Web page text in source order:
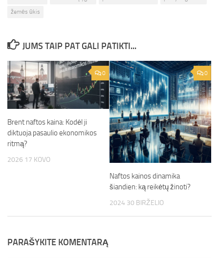
žemės ūkis
JUMS TAIP PAT GALI PATIKTI...
0
Brent naftos kaina: Kodėl ji
diktuoja pasaulio ekonomikos
ritmą?
2026 17 KOVO
0
Naftos kainos dinamika
šiandien: ką reikėtų žinoti?
2024 30 BIRŽELIO
PARAŠYKITE KOMENTARĄ